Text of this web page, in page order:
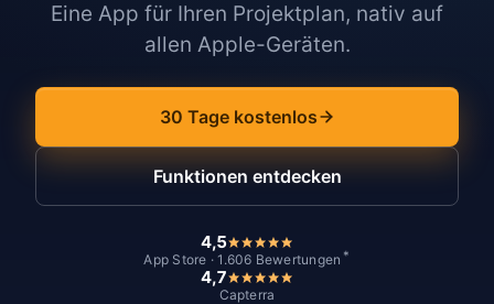
Eine App für Ihren Projektplan, nativ auf
allen Apple-Geräten.
30 Tage kostenlos
Funktionen entdecken
4,5
App Store · 1.606 Bewertungen *
4,7
Capterra